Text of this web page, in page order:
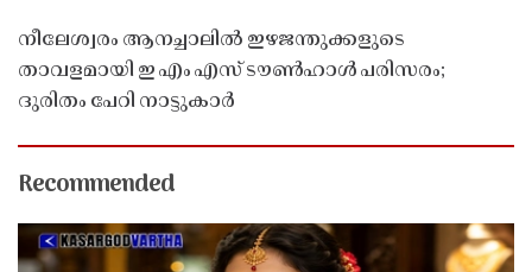
നീലേശ്വരം ആനച്ചാലിൽ ഇഴജന്തുക്കളുടെ
താവളമായി ഇ എം എസ് ടൗൺഹാൾ പരിസരം;
ദുരിതം പേറി നാട്ടുകാർ
Recommended